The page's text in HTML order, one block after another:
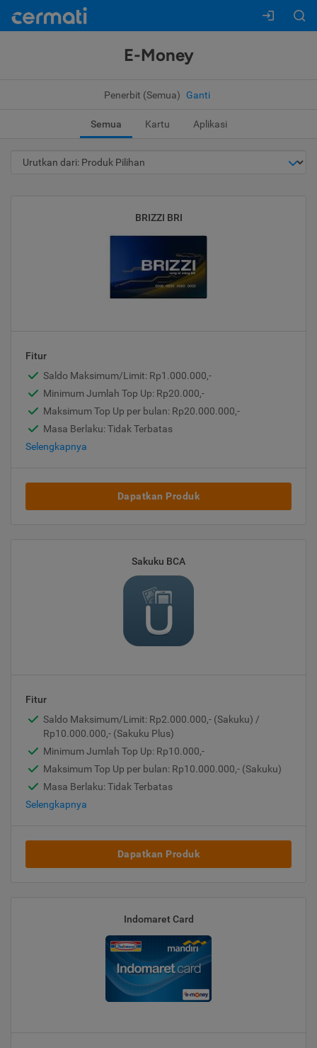
E-Money
Penerbit (Semua) Ganti
Semua Kartu Aplikasi
BRIZZI BRI
Fitur
Saldo Maksimum/Limit: Rp1.000.000,-
Minimum Jumlah Top Up: Rp20.000,-
Maksimum Top Up per bulan: Rp20.000.000,-
Masa Berlaku: Tidak Terbatas
Selengkapnya
Dapatkan Produk
Sakuku BCA
Fitur
Saldo Maksimum/Limit: Rp2.000.000,- (Sakuku) /
Rp10.000.000,- (Sakuku Plus)
Minimum Jumlah Top Up: Rp10.000,-
Maksimum Top Up per bulan: Rp10.000.000,- (Sakuku)
Masa Berlaku: Tidak Terbatas
Selengkapnya
Dapatkan Produk
Indomaret Card